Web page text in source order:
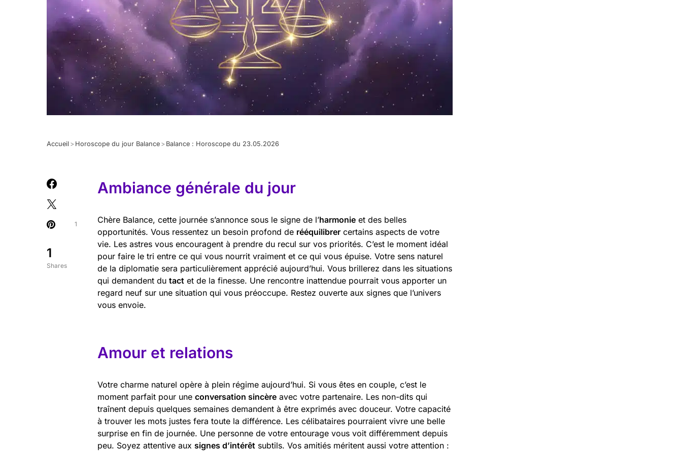
Accueil > Horoscope du jour Balance > Balance : Horoscope du 23.05.2026
1
Shares
1
Ambiance générale du jour
Chère Balance, cette journée s’annonce sous le signe de l’harmonie et des belles
opportunités. Vous ressentez un besoin profond de rééquilibrer certains aspects de votre
vie. Les astres vous encouragent à prendre du recul sur vos priorités. C’est le moment idéal
pour faire le tri entre ce qui vous nourrit vraiment et ce qui vous épuise. Votre sens naturel
de la diplomatie sera particulièrement apprécié aujourd’hui. Vous brillerez dans les situations
qui demandent du tact et de la finesse. Une rencontre inattendue pourrait vous apporter un
regard neuf sur une situation qui vous préoccupe. Restez ouverte aux signes que l’univers
vous envoie.
Amour et relations
Votre charme naturel opère à plein régime aujourd’hui. Si vous êtes en couple, c’est le
moment parfait pour une conversation sincère avec votre partenaire. Les non-dits qui
traînent depuis quelques semaines demandent à être exprimés avec douceur. Votre capacité
à trouver les mots justes fera toute la différence. Les célibataires pourraient vivre une belle
surprise en fin de journée. Une personne de votre entourage vous voit différemment depuis
peu. Soyez attentive aux signes d’intérêt subtils. Vos amitiés méritent aussi votre attention :